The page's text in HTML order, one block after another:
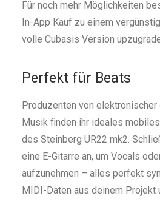
Für noch mehr Möglichkeiten
In-App Kauf zu einem
volle Cubasis Version
Perfekt für Beats
Produzenten von
Musik finden ihr ideales
des Steinberg UR22 mk2.
eine E-Gitarre an, um Vocals
aufzunehmen – alles perfekt
MIDI-Daten aus deinem Projekt